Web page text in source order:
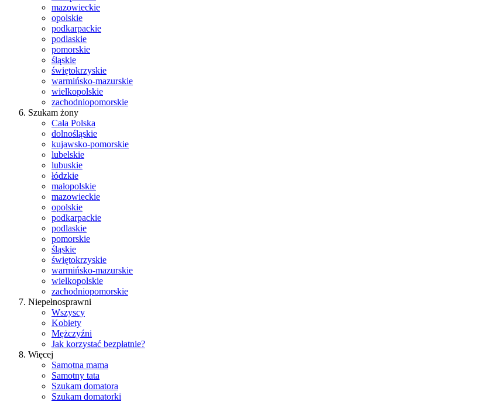
mazowieckie
opolskie
podkarpackie
podlaskie
pomorskie
śląskie
świętokrzyskie
warmińsko-mazurskie
wielkopolskie
zachodniopomorskie
Szukam żony
Cała Polska
dolnośląskie
kujawsko-pomorskie
lubelskie
lubuskie
łódzkie
małopolskie
mazowieckie
opolskie
podkarpackie
podlaskie
pomorskie
śląskie
świętokrzyskie
warmińsko-mazurskie
wielkopolskie
zachodniopomorskie
Niepełnosprawni
Wszyscy
Kobiety
Mężczyźni
Jak korzystać bezpłatnie?
Więcej
Samotna mama
Samotny tata
Szukam domatora
Szukam domatorki